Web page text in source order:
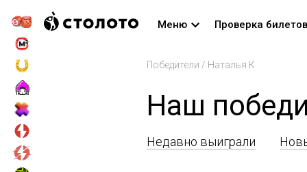
Меню Проверка билетов
Победители / Наталья К.
Наш
Недавно выиграли